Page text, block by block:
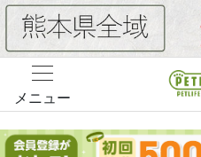
メニュー